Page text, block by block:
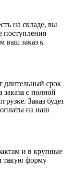
на складе, вы
поступления
ваш заказ к
длительный срок
заказа с полной
Заказ будет
на наш
и в крупные
такую форму